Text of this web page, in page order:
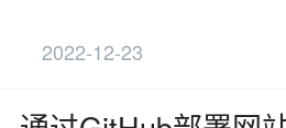
2022-12-23